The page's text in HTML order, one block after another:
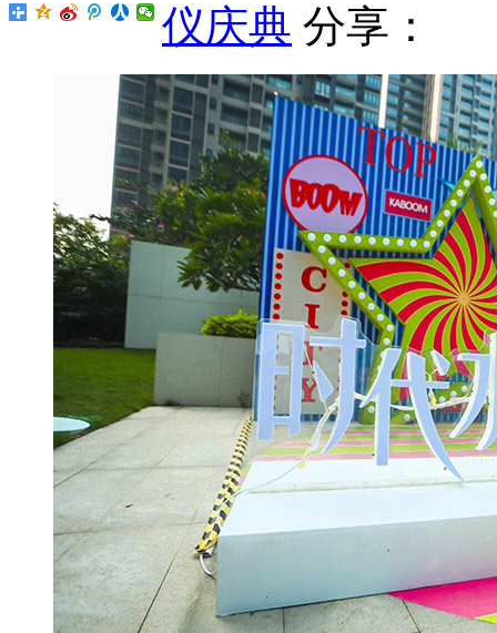
仪庆典 分享：